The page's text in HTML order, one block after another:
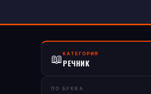
📖 КАТЕГОРИЯ
РЕЧНИК
ПО БУКВА